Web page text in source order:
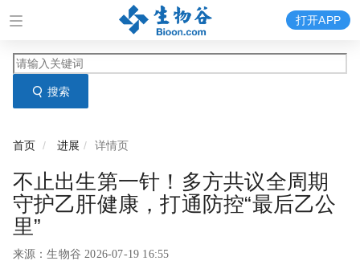
搜索
打开APP
首页 进展 详情页
不止出生第一针！多方共议全周期
守护乙肝健康，打通防控“最后乙公
里”
来源：生物谷 2026-07-19 16:55